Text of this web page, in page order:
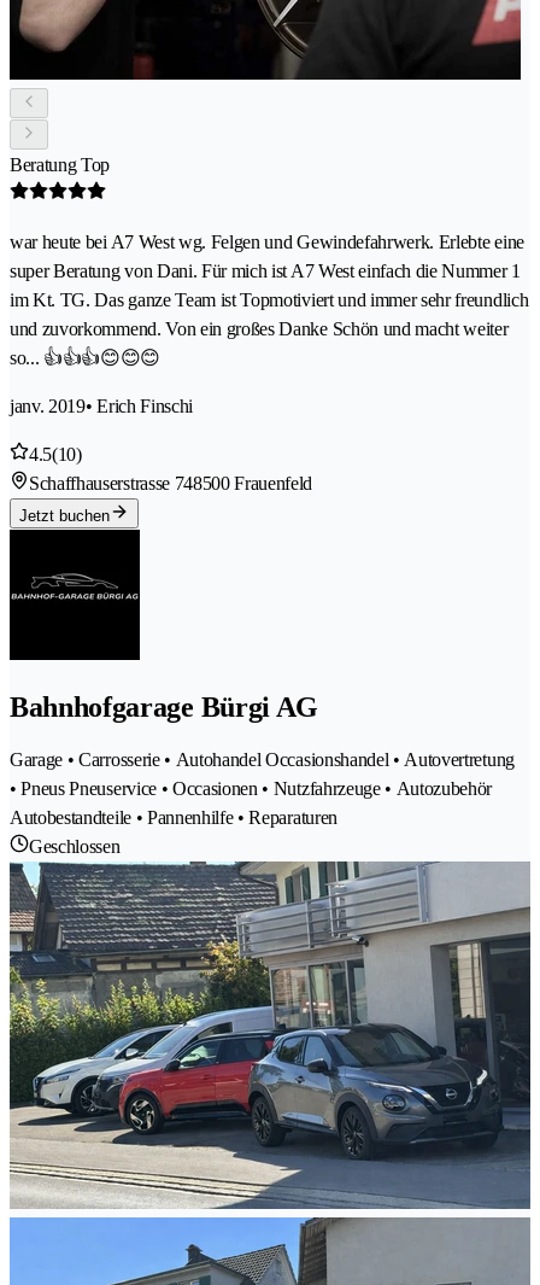
Beratung Top
war heute bei A7 West wg. Felgen und Gewindefahrwerk. Erlebte eine
super Beratung von Dani. Für mich ist A7 West einfach die Nummer 1
im Kt. TG. Das ganze Team ist Topmotiviert und immer sehr freundlich
und zuvorkommend. Von ein großes Danke Schön und macht weiter
so... 👍👍👍😊😊😊
janv. 2019• Erich Finschi
4.5(10)
Schaffhauserstrasse 748500 Frauenfeld
Jetzt buchen
Bahnhofgarage Bürgi AG
Garage • Carrosserie • Autohandel Occasionshandel • Autovertretung
• Pneus Pneuservice • Occasionen • Nutzfahrzeuge • Autozubehör
Autobestandteile • Pannenhilfe • Reparaturen
Geschlossen